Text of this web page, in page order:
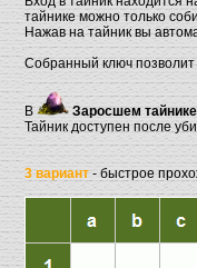
тайнике можно только
Нажав на тайник вы
Собранный ключ
В
Заросшем тайнике
Тайник доступен после
3 вариант - быстрое